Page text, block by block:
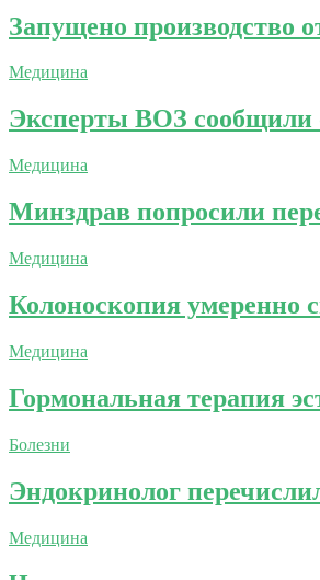
Запущено производство
Медицина
Эксперты ВОЗ сообщили
Медицина
Минздрав попросили
Медицина
Колоноскопия умеренно
Медицина
Гормональная терапия
Болезни
Эндокринолог
Медицина